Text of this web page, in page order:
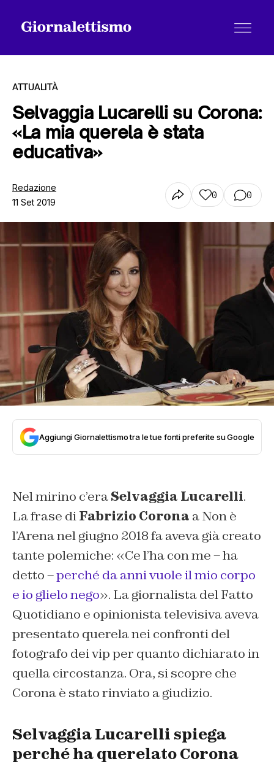
Tutti gli articoli
Chi siamo
ATTUALITÀ
Selvaggia Lucarelli su Corona:
«La mia querela è stata
educativa»
Redazione
11 Set 2019
0 0
Aggiungi Giornalettismo tra le tue fonti preferite su Google
Nel mirino c’eraSelvaggia Lucarelli.
La frase diFabrizio Corona a Non è
l’Arena nel giugno 2018 fa aveva già creato
tante polemiche: «Ce l’ha con me – ha
detto –perché da anni vuole il mio corpo
e io glielo nego». La giornalista del Fatto
Quotidiano e opinionista televisiva aveva
presentato querela nei confronti del
fotografo dei vip per quanto dichiarato in
quella circostanza. Ora, si scopre che
Corona è stato rinviato a giudizio.
Selvaggia Lucarelli spiega
perché ha querelato Corona